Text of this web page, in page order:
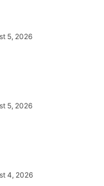
5, 2026
5, 2026
4, 2026